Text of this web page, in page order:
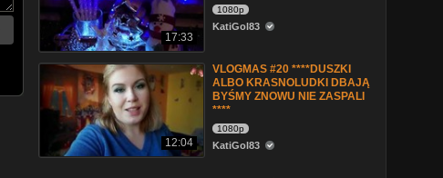
17:33
1080p
KatiGol83
12:04
VLOGMAS #20 ****DUSZKI
ALBO KRASNOLUDKI DBAJĄ
BYŚMY ZNOWU NIE ZASPALI
****
1080p
KatiGol83